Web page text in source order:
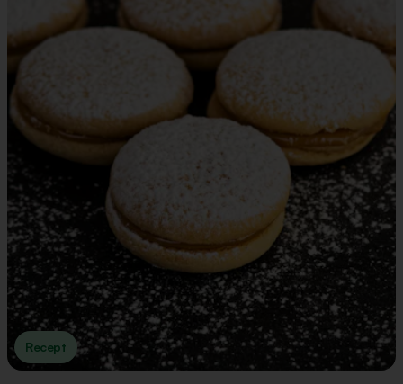
Recept